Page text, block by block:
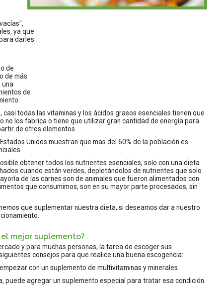
ya que
darles
de
de más
una
de
casi todas las vitaminas y los ácidos grasos esenciales tienen que
no los fabrica o tiene que utilizar gran cantidad de energía para
de otros elementos.
Unidos muestran que mas del 60% de la población es
obtener todos los nutrientes esenciales, solo con una dieta
cuando están verdes, depletándolos de nutrientes que solo
de las carnes son de animales que fueron alimentados con
que consumimos, son en su mayor parte procesados, sin
que suplementar nuestra dieta, si deseamos dar a nuestro
mejor suplemento?
y para muchas personas, la tarea de escoger sus
consejos para que realice una buena escogencia:
con un suplemento de multivitaminas y minerales
puede agregar un suplemento especial para tratar esa condición.